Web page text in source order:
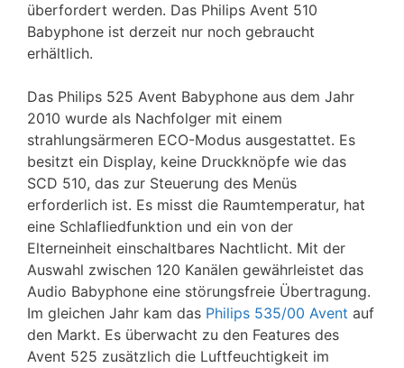
überfordert werden. Das Philips Avent 510
Babyphone ist derzeit nur noch gebraucht
erhältlich.
Das Philips 525 Avent Babyphone aus dem Jahr
2010 wurde als Nachfolger mit einem
strahlungsärmeren ECO-Modus ausgestattet. Es
besitzt ein Display, keine Druckknöpfe wie das
SCD 510, das zur Steuerung des Menüs
erforderlich ist. Es misst die Raumtemperatur, hat
eine Schlafliedfunktion und ein von der
Elterneinheit einschaltbares Nachtlicht. Mit der
Auswahl zwischen 120 Kanälen gewährleistet das
Audio Babyphone eine störungsfreie Übertragung.
Im gleichen Jahr kam das Philips 535/00 Avent auf
den Markt. Es überwacht zu den Features des
Avent 525 zusätzlich die Luftfeuchtigkeit im